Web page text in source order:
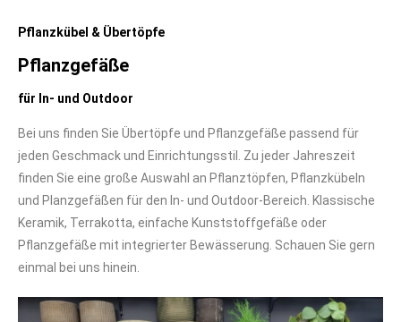
Pflanzkübel & Übertöpfe
Pflanzgefäße
für In- und Outdoor
Bei uns finden Sie Übertöpfe und Pflanzgefäße passend für
jeden Geschmack und Einrichtungsstil. Zu jeder Jahreszeit
finden Sie eine große Auswahl an Pflanztöpfen, Pflanzkübeln
und Planzgefäßen für den In- und Outdoor-Bereich. Klassische
Keramik, Terrakotta, einfache Kunststoffgefäße oder
Pflanzgefäße mit integrierter Bewässerung. Schauen Sie gern
einmal bei uns hinein.